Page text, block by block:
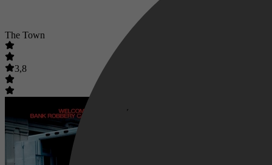
The Town
3,8